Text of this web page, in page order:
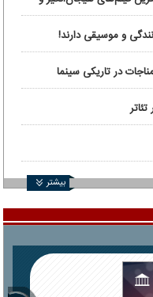
و موسیقی دارند!
در تاریکی سینما
بیشتر